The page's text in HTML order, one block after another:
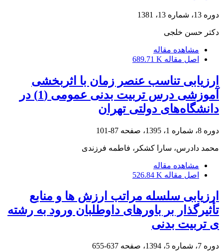
دوره 13، شماره 13، 1381
دکتر حسن خلجی
مشاهده مقاله
اصل مقاله 689.71 K
ارزیابی تناسب عنصر زمان با اثربخشی
آموزشی درس تربیت بدنی عمومی (1) در
دانشگاه‌های دولتی تهران
دوره 8، شماره 1، 1395، صفحه 87-101
محمد دادرس، سارا کشکر، فاطمه فرزندی
مشاهده مقاله
اصل مقاله 526.84 K
ارزیابی سلسله مراتب ارزش ها و منابع
تأثیرگذار بر باورهای داوطلبان ورود به رشته
ی تربیت بدنی
دوره 7، شماره 5، 1394، صفحه 637-655